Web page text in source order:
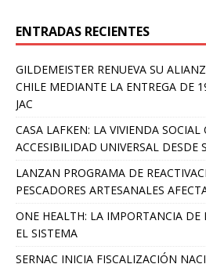
ENTRADAS RECIENTES
GILDEMEISTER RENUEVA SU
CHILE MEDIANTE LA ENTREGA DE
JAC
CASA LAFKEN: LA VIVIENDA SOCIAL
ACCESIBILIDAD UNIVERSAL DESDE
LANZAN PROGRAMA DE
PESCADORES ARTESANALES
ONE HEALTH: LA IMPORTANCIA DE
EL SISTEMA
SERNAC INICIA FISCALIZACIÓN